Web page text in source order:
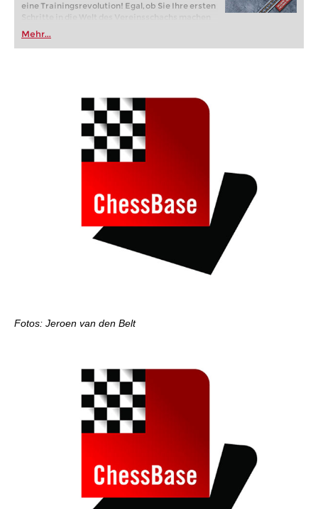
eine Trainingsrevolution! Egal, ob Sie Ihre ersten
Schritte in die Welt des Vereinsschachs machen
oder bereits auf Turnierniveau spielen: Mit
FRITZ trainieren Sie effizienter, intelligenter und
individueller als je zuvor.
Mehr...
Fotos: Jeroen van den Belt